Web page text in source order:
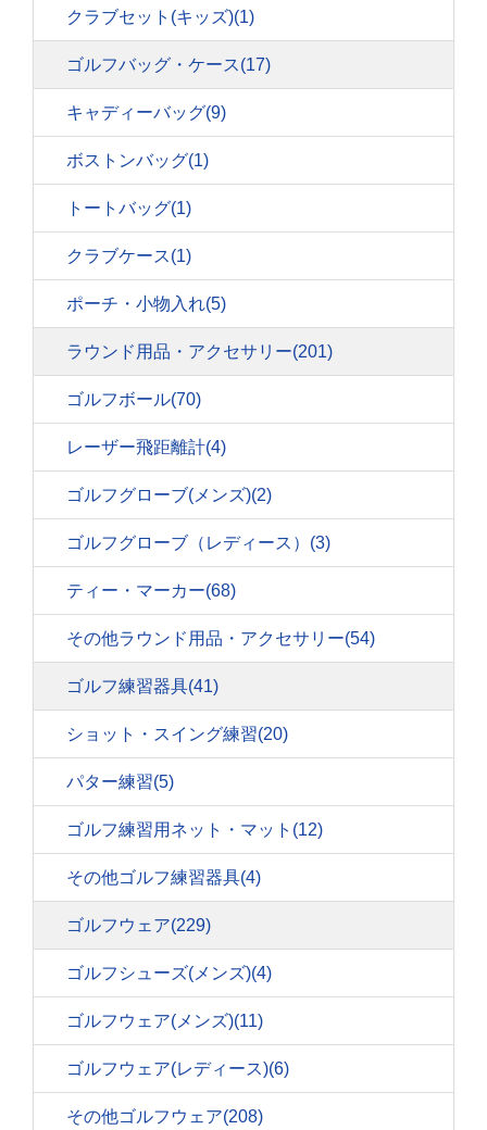
クラブセット(キッズ)(1)
ゴルフバッグ・ケース(17)
キャディーバッグ(9)
ボストンバッグ(1)
トートバッグ(1)
クラブケース(1)
ポーチ・小物入れ(5)
ラウンド用品・アクセサリー(201)
ゴルフボール(70)
レーザー飛距離計(4)
ゴルフグローブ(メンズ)(2)
ゴルフグローブ（レディース） (3)
ティー・マーカー(68)
その他ラウンド用品・アクセサリー(54)
ゴルフ練習器具(41)
ショット・スイング練習(20)
パター練習(5)
ゴルフ練習用ネット・マット (12)
その他ゴルフ練習器具(4)
ゴルフウェア(229)
ゴルフシューズ(メンズ)(4)
ゴルフウェア(メンズ)(11)
ゴルフウェア(レディース)(6)
その他ゴルフウェア(208)